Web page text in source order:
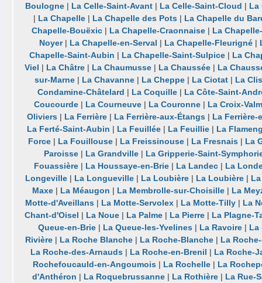
Boulogne | La Celle-Saint-Avant | La Celle-Saint-Cloud | La
| La Chapelle | La Chapelle des Pots | La Chapelle du
Chapelle-Bouëxic | La Chapelle-Craonnaise | La
Noyer| La Chapelle-en-Serval | La Chapelle-Fleurigné |
Chapelle-Saint-Aubin | La Chapelle-Saint-Sulpice | La
Viel | La Châtre | La Chaumusse | La Chaussée | La
sur-Marne | La Chavanne | La Cheppe | La Ciotat | La
Condamine-Châtelard | La Coquille| La Côte-Saint-
Coucourde| La Courneuve| La Couronne| La Croix-
Oliviers| La Ferrière| La Ferrière-aux-Étangs| La Ferrière-
La Ferté-Saint-Aubin | La Feuillée | La Feuillie | La
Force| La Fouillouse| La Freissinouse| La Fresnais| La
Paroisse | La Grandville | La Gripperie-Saint-
Fouassière | La Houssaye-en-Brie | La Landec | La
Longeville| La Longueville| La Loubière| La Loubière|
Maxe| La Méaugon | La Membrolle-sur-Choisille| La
Motte-d'Aveillans | La Motte-Servolex | La Motte-Tilly | La
Chant-d'Oisel | La Noue| La Palme| La Pierre| La Plagne-
Queue-en-Brie| La Queue-les-Yvelines| La Ravoire| La
Rivière| La Roche Blanche| La Roche-Blanche| La
La Roche-des-Arnauds | La Roche-en-Brenil | La Roche-
Rochefoucauld-en-Angoumois | La Rochelle | La
d'Anthéron | La Roquebrussanne | La Rothière | La Rue-